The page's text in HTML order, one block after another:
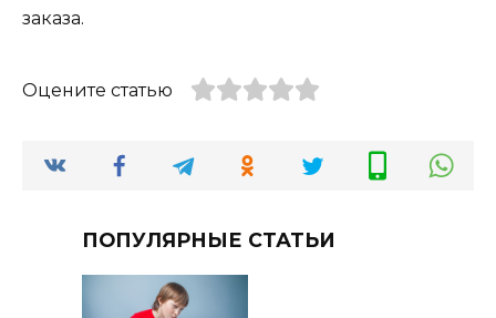
заказа.
Оцените статью
ПОПУЛЯРНЫЕ СТАТЬИ